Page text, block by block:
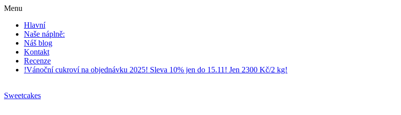
Menu
Hlavní
Naše náplně:
Náš blog
Kontakt
Recenze
!Vánoční cukroví na objednávku 2025! Sleva 10% jen do 15.11! Jen 2300 Kč/2 kg!
Sweetcakes